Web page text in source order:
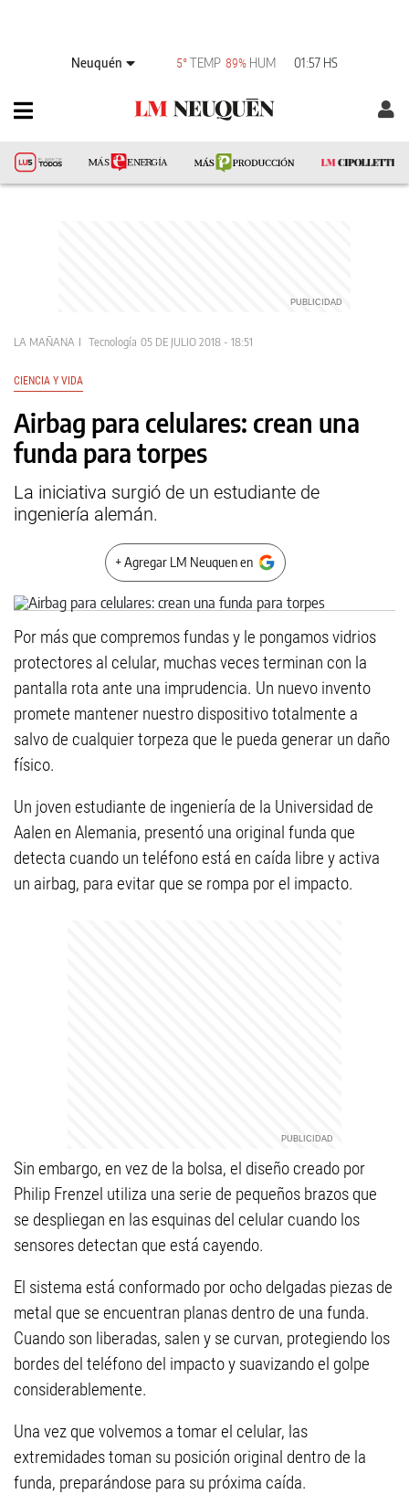
Neuquén 5°TEMP 89% HUM 01:57 HS
LA MAÑANA Tecnología 05 DE JULIO 2018 - 18:51
CIENCIA Y VIDA
Airbag para celulares: crean una
funda para torpes
La iniciativa surgió de un estudiante de
ingeniería alemán.
+ Agregar LM Neuquen en
Por más que compremos fundas y le pongamos vidrios
protectores al celular, muchas veces terminan con la
pantalla rota ante una imprudencia. Un nuevo invento
promete mantener nuestro dispositivo totalmente a
salvo de cualquier torpeza que le pueda generar un daño
físico.
Un joven estudiante de ingeniería de la Universidad de
Aalen en Alemania, presentó una original funda que
detecta cuando un teléfono está en caída libre y activa
un airbag, para evitar que se rompa por el impacto.
Sin embargo, en vez de la bolsa, el diseño creado por
Philip Frenzel utiliza una serie de pequeños brazos que
se despliegan en las esquinas del celular cuando los
sensores detectan que está cayendo.
El sistema está conformado por ocho delgadas piezas de
metal que se encuentran planas dentro de una funda.
Cuando son liberadas, salen y se curvan, protegiendo los
bordes del teléfono del impacto y suavizando el golpe
considerablemente.
Una vez que volvemos a tomar el celular, las
extremidades toman su posición original dentro de la
funda, preparándose para su próxima caída.